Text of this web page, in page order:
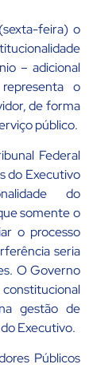
feira) o
– adicional
o
de forma
público.
Federal
do Executivo
do
somente o
o processo
seria
O Governo
gestão de
Executivo.
Públicos